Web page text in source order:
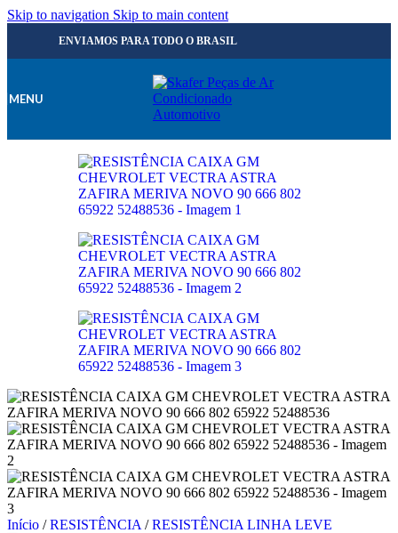
Skip to navigation Skip to main content
ENVIAMOS PARA TODO O BRASIL
MENU
Início / RESISTÊNCIA / RESISTÊNCIA LINHA LEVE